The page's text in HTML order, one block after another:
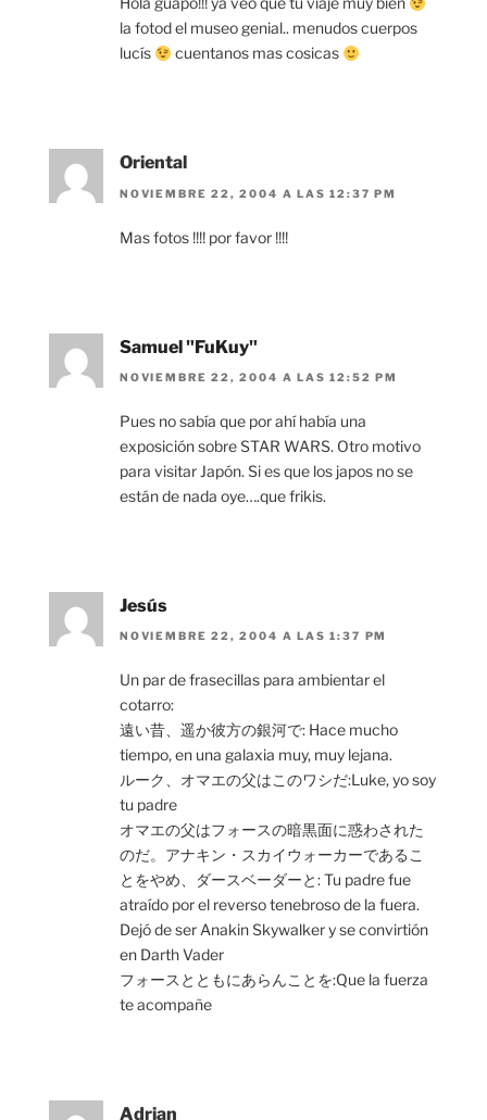
la fotod el museo genial.. menudos cuerpos
lucís
cuentanos mas cosicas
Oriental
NOVIEMBRE 22, 2004 A LAS 12:37 PM
Mas fotos !!!! por favor !!!!
Samuel "FuKuy"
NOVIEMBRE 22, 2004 A LAS 12:52 PM
Pues no sabía que por ahí había una
exposición sobre STAR WARS. Otro motivo
para visitar Japón. Si es que los japos no se
están de nada oye….que frikis.
Jesús
NOVIEMBRE 22, 2004 A LAS 1:37 PM
Un par de frasecillas para ambientar el
cotarro:
遠い昔、遥か彼方の銀河で: Hace mucho
tiempo, en una galaxia muy, muy lejana.
ルーク、オマエの父はこのワシだ:Luke, yo soy
tu padre
オマエの父はフォースの暗黒面に惑わされた
のだ。アナキン・スカイウォーカーであるこ
とをやめ、ダースベーダーと: Tu padre fue
atraído por el reverso tenebroso de la fuera.
Dejó de ser Anakin Skywalker y se convirtión
en Darth Vader
フォースとともにあらんことを:Que la fuerza
te acompañe
Adrian